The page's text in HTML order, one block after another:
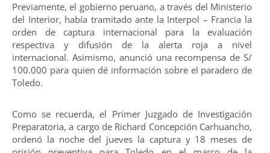
Previamente, el gobierno peruano, a través del Ministerio
del Interior, había tramitado ante la Interpol – Francia la
orden de captura internacional para la evaluación
respectiva y difusión de la alerta roja a nivel
internacional. Asimismo, anunció una recompensa de S/
100.000 para quien dé información sobre el paradero de
Toledo.
Como se recuerda, el Primer Juzgado de Investigación
Preparatoria, a cargo de Richard Concepción Carhuancho,
ordenó la noche del jueves la captura y 18 meses de